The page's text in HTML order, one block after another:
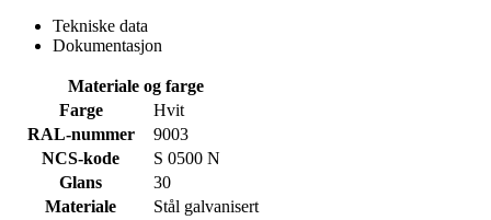
Tekniske data
Dokumentasjon
Materiale og farge
Farge
Hvit
RAL-nummer
9003
NCS-kode
S 0500 N
Glans
30
Materiale
Stål galvanisert